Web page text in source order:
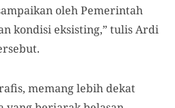
oleh Pemerintah
kondisi eksisting,” tulis Ardi
memang lebih dekat